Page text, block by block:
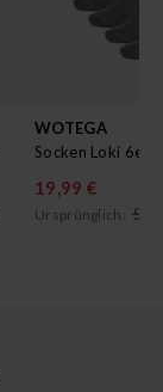
WOTEGA
Socken Loki 6er
19,99 €
Ursprünglich: